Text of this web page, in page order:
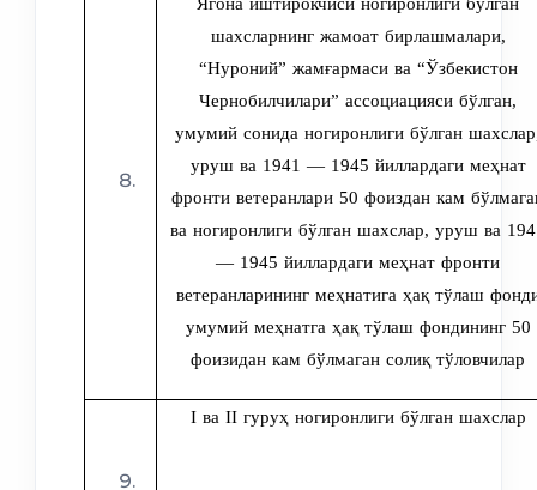
Ягона иштирокчиси ногиронлиги бўлган
шахсларнинг жамоат бирлашмалари,
“Нуроний” жамғармаси ва “Ўзбекистон
Чернобилчилари” ассоциацияси бўлган,
умумий сонида ногиронлиги бўлган
уруш ва 1941 — 1945 йиллардаги меҳнат
фронти ветеранлари 50 фоиздан кам
ва ногиронлиги бўлган шахслар, уруш ва
— 1945 йиллардаги меҳнат фронти
ветеранларининг меҳнатига ҳақ тўлаш
умумий меҳнатга ҳақ тўлаш фондининг 50
фоизидан кам бўлмаган солиқ тўловчилар
I ва II гуруҳ ногиронлиги бўлган шахслар